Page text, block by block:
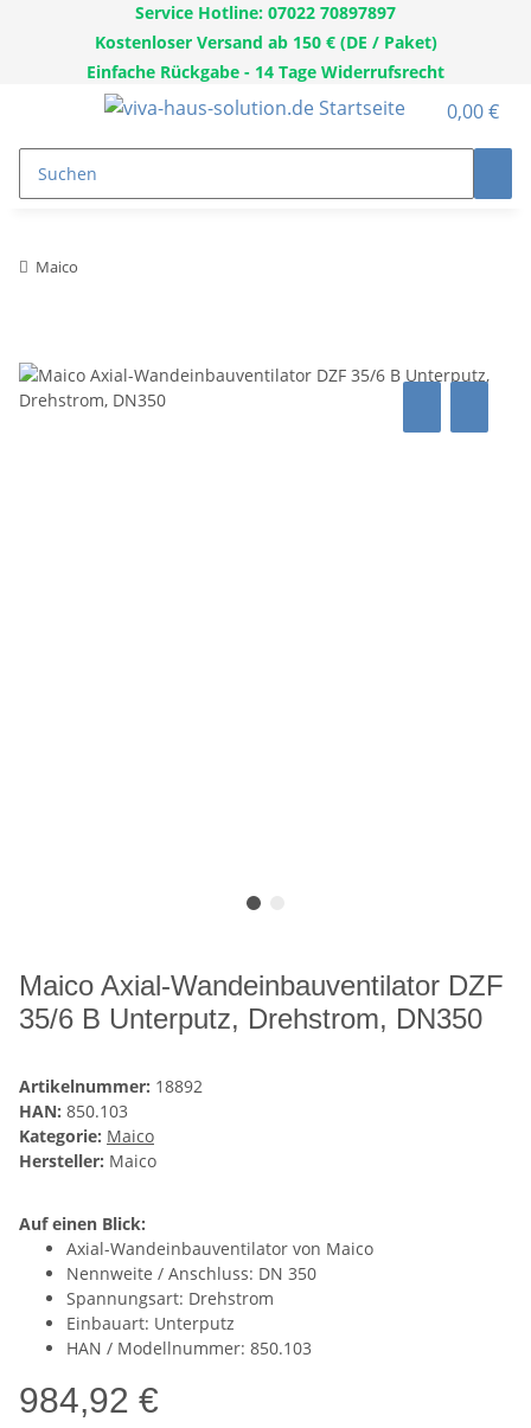
Service Hotline: 07022 70897897
Kostenloser Versand ab 150 € (DE / Paket)
Einfache Rückgabe - 14 Tage Widerrufsrecht
0,00 €
Maico
Maico Axial-Wandeinbauventilator DZF
35/6 B Unterputz, Drehstrom, DN350
Artikelnummer: 18892
HAN: 850.103
Kategorie: Maico
Hersteller: Maico
Auf einen Blick:
Axial-Wandeinbauventilator von Maico
Nennweite / Anschluss: DN 350
Spannungsart: Drehstrom
Einbauart: Unterputz
HAN / Modellnummer: 850.103
984,92 €